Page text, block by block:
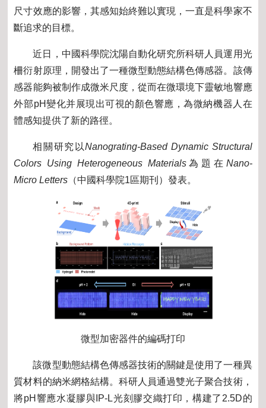
尺寸效應的影響，其感知始終難以實現，一直是科學家不
斷追求的目標。
近日，中國科學院沈陽自動化研究所科研人員運用光
柵衍射原理，開發出了一種微型動態結構色傳感器。該傳
感器能夠被制作成微米尺度，從而在微環境下靈敏地響應
外部pH變化并展現出可視的顏色響應，為微納機器人在
體感知提供了新的路徑。
相關研究以Nanograting-Based Dynamic Structural
Colors Using Heterogeneous Materials為題在 Nano-
Micro Letters （中國科學院1區期刊）發表。
微型加密器件的編碼打印
該微型動態結構色傳感器技術的關鍵是使用了一種異
質材料的納米網格結構。科研人員通過雙光子聚合技術，
將pH 響應水凝膠與 IP-L光刻膠交織打印，構建了 2.5D的